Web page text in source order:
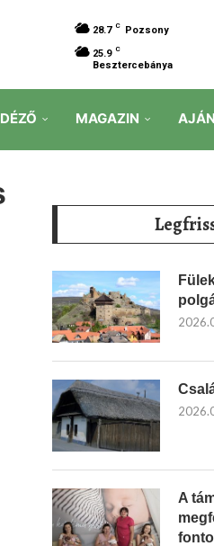
28.7 C Pozsony
25.9 C
Besztercebánya
MAGAZIN
A